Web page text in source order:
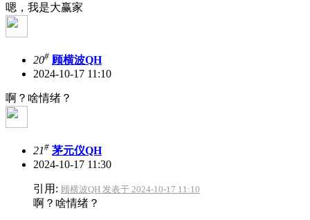
嗯，我是大赢家
20# 顾横波QH
2024-10-17 11:10
啊？啥情绪？
21# 茅元仪QH
2024-10-17 11:30
引用: 顾横波QH 发表于 2024-10-17 11:10
啊？啥情绪？